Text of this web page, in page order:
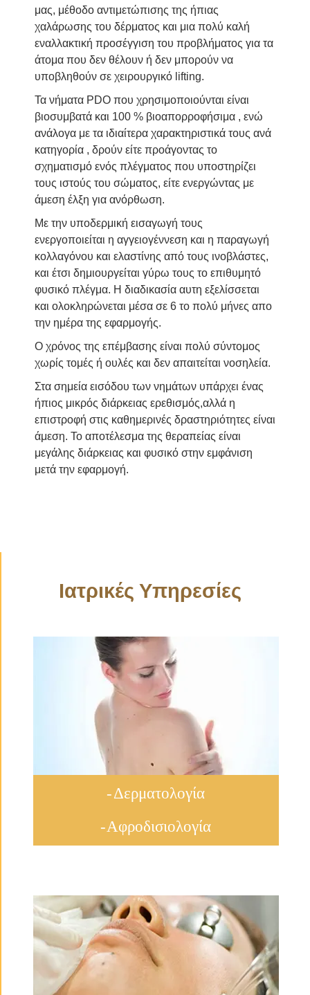
μας, μέθοδο αντιμετώπισης της ήπιας
χαλάρωσης του δέρματος και μια πολύ καλή
εναλλακτική προσέγγιση του προβλήματος για τα
άτομα που δεν θέλουν ή δεν μπορούν να
υποβληθούν σε χειρουργικό lifting.
Τα νήματα PDO που χρησιμοποιούνται είναι
βιοσυμβατά και 100 % βιοαπορροφήσιμα , ενώ
ανάλογα με τα ιδιαίτερα χαρακτηριστικά τους ανά
κατηγορία , δρούν είτε προάγοντας το
σχηματισμό ενός πλέγματος που υποστηρίζει
τους ιστούς του σώματος, είτε ενεργώντας με
άμεση έλξη για ανόρθωση.
Με την υποδερμική εισαγωγή τους
ενεργοποιείται η αγγειογέννεση και η παραγωγή
κολλαγόνου και ελαστίνης από τους ινοβλάστες,
και έτσι δημιουργείται γύρω τους το επιθυμητό
φυσικό πλέγμα. Η διαδικασία αυτη εξελίσσεται
και ολοκληρώνεται μέσα σε 6 το πολύ μήνες απο
την ημέρα της εφαρμογής.
Ο χρόνος της επέμβασης είναι πολύ σύντομος
χωρίς τομές ή ουλές και δεν απαιτείται νοσηλεία.
Στα σημεία εισόδου των νημάτων υπάρχει ένας
ήπιος μικρός διάρκειας ερεθισμός,αλλά η
επιστροφή στις καθημερινές δραστηριότητες είναι
άμεση. Το αποτέλεσμα της θεραπείας είναι
μεγάλης διάρκειας και φυσικό στην εμφάνιση
μετά την εφαρμογή.
Ιατρικές Υπηρεσίες
- Δερματολογία
- Αφροδισιολογία